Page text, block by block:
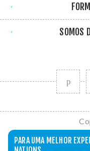
PARA UMA MELHOR
SOMOS